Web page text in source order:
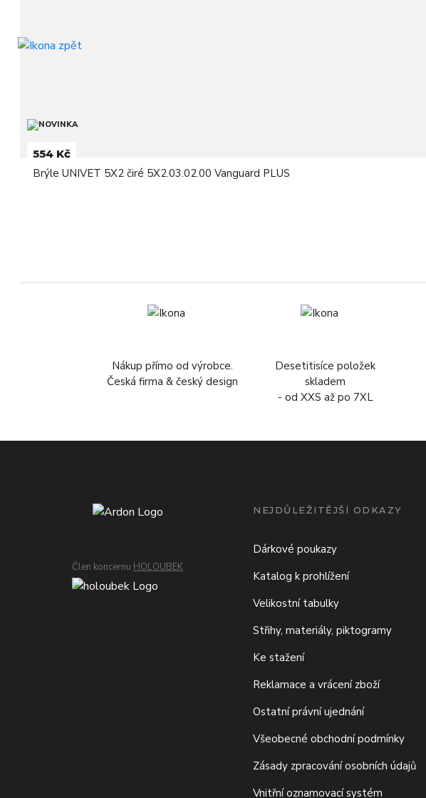
554 Kč
Brýle UNIVET 5X2 čiré 5X2.03.02.00 Vanguard PLUS
Nákup přímo od výrobce.
Česká firma & český design
Desetitisíce položek
skladem
- od XXS až po 7XL
Člen koncernu HOLOUBEK
NEJDŮLEŽITĚJŠÍ ODKAZY
Dárkové poukazy
Katalog k prohlížení
Velikostní tabulky
Střihy, materiály, piktogramy
Ke stažení
Reklamace a vrácení zboží
Ostatní právní ujednání
Všeobecné obchodní podmínky
Zásady zpracování osobních údajů
Vnitřní oznamovací systém